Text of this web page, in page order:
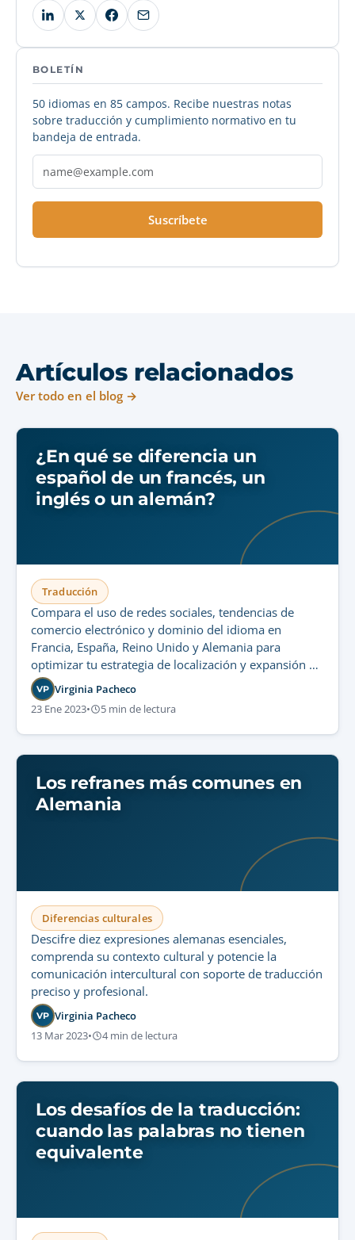
BOLETÍN
50 idiomas en 85 campos. Recibe nuestras notas
sobre traducción y cumplimiento normativo en tu
bandeja de entrada.
Suscríbete
Artículos relacionados
Ver todo en el blog →
¿En qué se diferencia un
español de un francés, un
inglés o un alemán?
Traducción
Compara el uso de redes sociales, tendencias de
comercio electrónico y dominio del idioma en
Francia, España, Reino Unido y Alemania para
optimizar tu estrategia de localización y expansión de
mercado.
VP Virginia Pacheco
23 Ene 2023• 5 min de lectura
Los refranes más comunes en
Alemania
Diferencias culturales
Descifre diez expresiones alemanas esenciales,
comprenda su contexto cultural y potencie la
comunicación intercultural con soporte de traducción
preciso y profesional.
VP Virginia Pacheco
13 Mar 2023• 4 min de lectura
Los desafíos de la traducción:
cuando las palabras no tienen
equivalente